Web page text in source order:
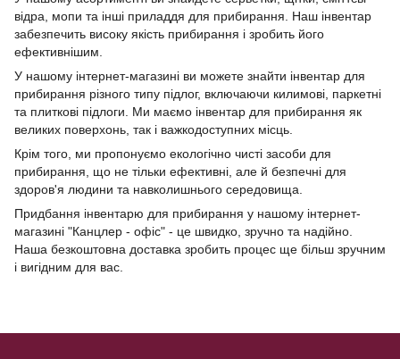
відра, мопи та інші приладдя для прибирання. Наш інвентар
забезпечить високу якість прибирання і зробить його
ефективнішим.
У нашому інтернет-магазині ви можете знайти інвентар для
прибирання різного типу підлог, включаючи килимові, паркетні
та плиткові підлоги. Ми маємо інвентар для прибирання як
великих поверхонь, так і важкодоступних місць.
Крім того, ми пропонуємо екологічно чисті засоби для
прибирання, що не тільки ефективні, але й безпечні для
здоров'я людини та навколишнього середовища.
Придбання інвентарю для прибирання у нашому інтернет-
магазині "Канцлер - офіс" - це швидко, зручно та надійно.
Наша безкоштовна доставка зробить процес ще більш зручним
і вигідним для вас.